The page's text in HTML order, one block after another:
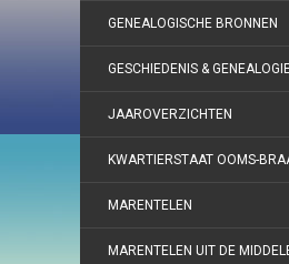
GENEALOGISCHE BRONNEN
GESCHIEDENIS &
JAAROVERZICHTEN
KWARTIERSTAAT OOMS-
MARENTELEN
MARENTELEN UIT DE